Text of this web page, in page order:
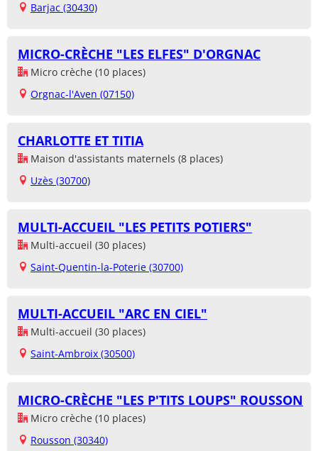
Barjac (30430)
MICRO-CRÈCHE "LES ELFES" D'ORGNAC
Micro crèche (10 places)
Orgnac-l'Aven (07150)
CHARLOTTE ET TITIA
Maison d'assistants maternels (8 places)
Uzès (30700)
MULTI-ACCUEIL "LES PETITS POTIERS"
Multi-accueil (30 places)
Saint-Quentin-la-Poterie (30700)
MULTI-ACCUEIL "ARC EN CIEL"
Multi-accueil (30 places)
Saint-Ambroix (30500)
MICRO-CRÈCHE "LES P'TITS LOUPS" ROUSSON
Micro crèche (10 places)
Rousson (30340)